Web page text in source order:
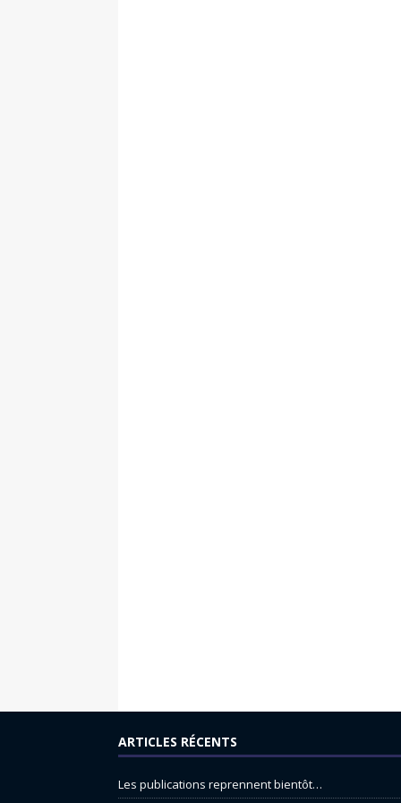
ARTICLES RÉCENTS
Les publications reprennent bientôt…